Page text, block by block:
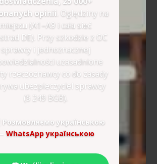
opinii . Oględziny na
miejscu (A1–A9 i cała sieć
DE). Przy szkodzie z OC
sprawcy i jednoznacznej
uzasadnione
rzeczoznawcy co do zasady
ubezpieczyciel sprawcy
(§ 249 BGB).
Розмовляємо українською
WhatsApp українською